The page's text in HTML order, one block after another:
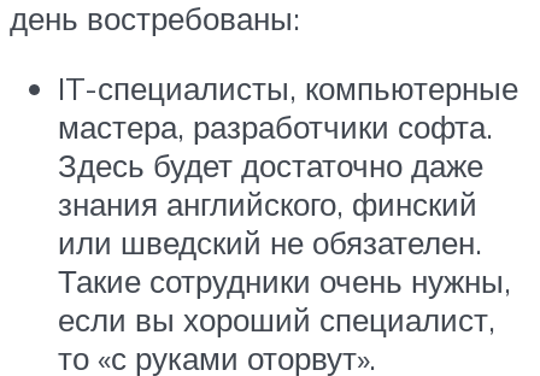
день востребованы:
IT-специалисты, компьютерные
мастера, разработчики софта.
Здесь будет достаточно даже
знания английского, финский
или шведский не обязателен.
Такие сотрудники очень нужны,
если вы хороший специалист,
то «с руками оторвут».